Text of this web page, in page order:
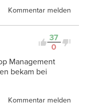
Kommentar melden
37
0
Management
bekam bei
Kommentar melden